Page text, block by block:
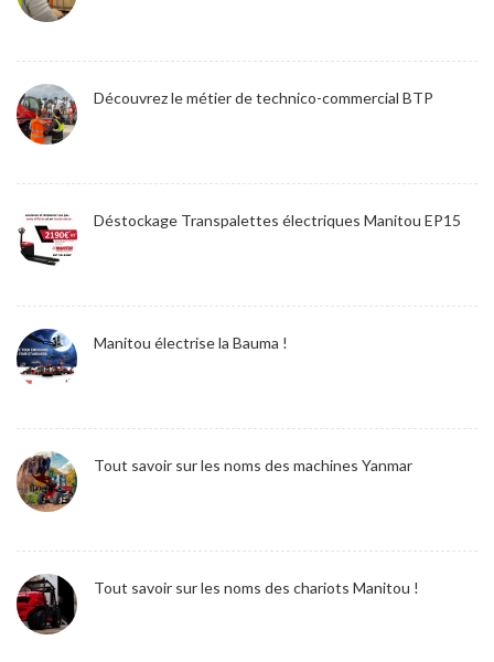
Découvrez le métier de technico-commercial BTP
Déstockage Transpalettes électriques Manitou EP15
Manitou électrise la Bauma !
Tout savoir sur les noms des machines Yanmar
Tout savoir sur les noms des chariots Manitou !